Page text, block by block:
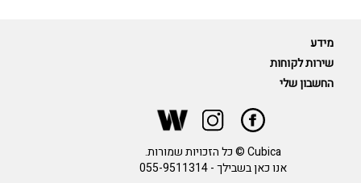
מידע
שירות לקוחות
החשבון שלי
Cubica © כל הזכויות שמורות.
אנו כאן בשבילך -055-9511314